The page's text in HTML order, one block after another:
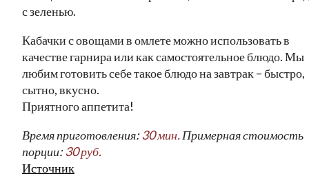
Кабачки с овощами в омлете можно использовать в
качестве гарнира или как самостоятельное блюдо. Мы
любим готовить себе такое блюдо на завтрак – быстро,
сытно, вкусно.
Приятного аппетита!
Время приготовления:30 мин.Примерная стоимость
порции:30 руб.
Источник